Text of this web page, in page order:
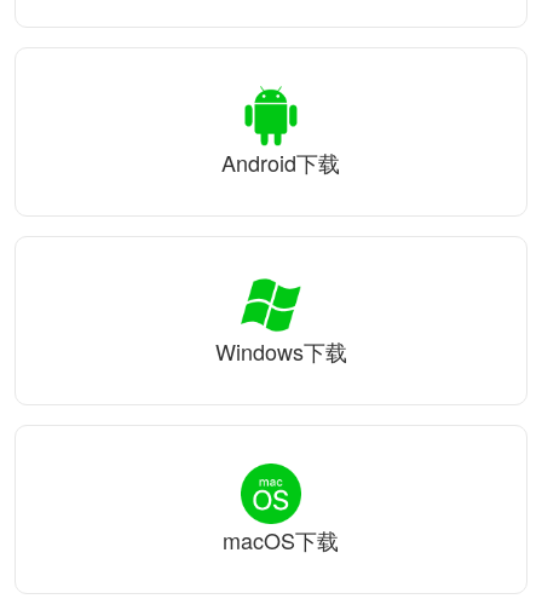
Android下载
Windows下载
macOS下载